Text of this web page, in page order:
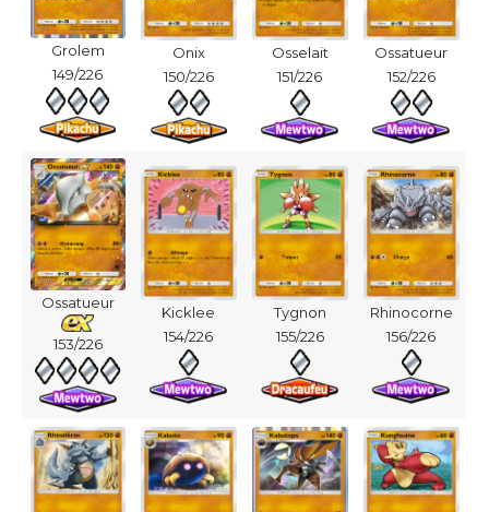
Grolem
149/226
Onix
150/226
Osselait
151/226
Ossatueur
152/226
Ossatueur
153/226
Kicklee
154/226
Tygnon
155/226
Rhinocorne
156/226